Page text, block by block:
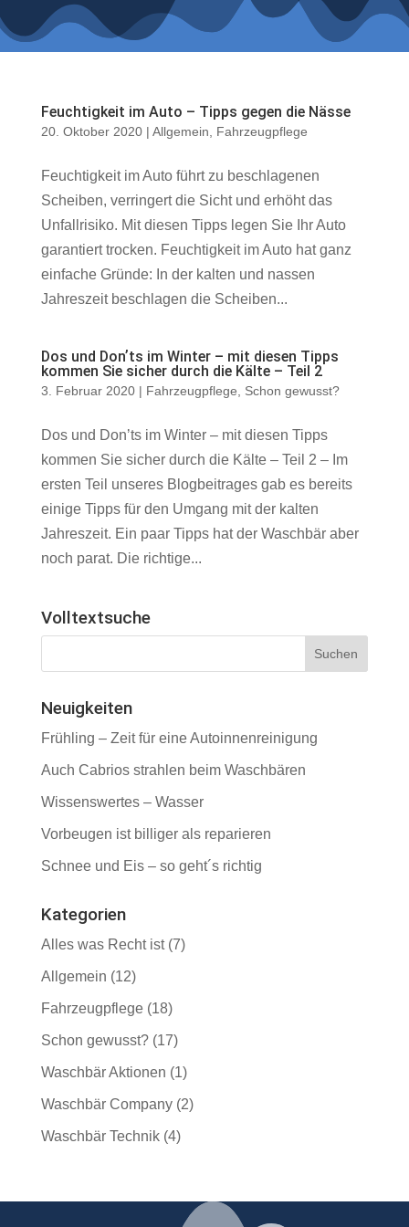
Feuchtigkeit im Auto – Tipps gegen die Nässe
20. Oktober 2020| Allgemein Fahrzeugpflege
Feuchtigkeit im Auto führt zu beschlagenen
Scheiben, verringert die Sicht und erhöht das
Unfallrisiko. Mit diesen Tipps legen Sie Ihr Auto
garantiert trocken. Feuchtigkeit im Auto hat ganz
einfache Gründe: In der kalten und nassen
Jahreszeit beschlagen die Scheiben...
Dos und Donʼts im Winter – mit diesen Tipps
kommen Sie sicher durch die Kälte – Teil 2
3. Februar 2020| Fahrzeugpflege Schon gewusst?
Dos und Donʼts im Winter – mit diesen Tipps
kommen Sie sicher durch die Kälte – Teil 2 – Im
ersten Teil unseres Blogbeitrages gab es bereits
einige Tipps für den Umgang mit der kalten
Jahreszeit. Ein paar Tipps hat der Waschbär aber
noch parat. Die richtige...
Volltextsuche
Neuigkeiten
Frühling – Zeit für eine Autoinnenreinigung
Auch Cabrios strahlen beim Waschbären
Wissenswertes – Wasser
Vorbeugen ist billiger als reparieren
Schnee und Eis – so geht´s richtig
Kategorien
Alles was Recht ist(7)
Allgemein (12)
Fahrzeugpflege(18)
Schon gewusst?(17)
Waschbär Aktionen (1)
Waschbär Company(2)
Waschbär Technik(4)